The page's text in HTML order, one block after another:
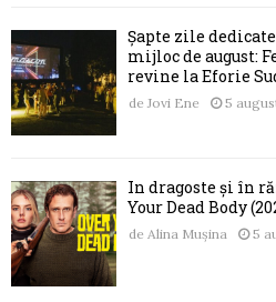
Șapte zile
mijloc de august:
revine la Eforie
de Jovi Ene 5
În dragoste și în
Your Dead Body
de Alina Mușina 5